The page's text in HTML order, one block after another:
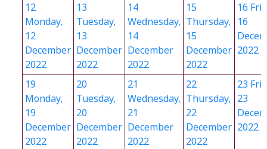
12
Monday,
12
December
2022
13
Tuesday,
13
December
2022
14
Wednesday,
14
December
2022
15
Thursday,
15
December
2022
16
16
2022
19
Monday,
19
December
2022
20
Tuesday,
20
December
2022
21
Wednesday,
21
December
2022
22
Thursday,
22
December
2022
23
23
2022